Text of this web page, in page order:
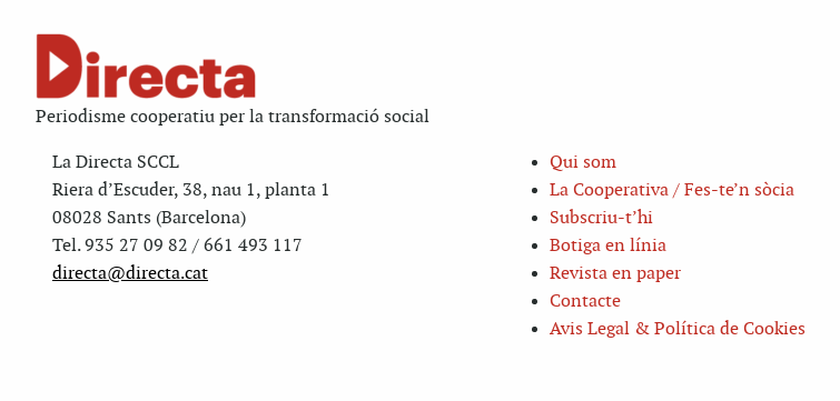
Periodisme cooperatiu per la transformació social
La Directa SCCL
Riera d’Escuder, 38, nau 1, planta 1
08028 Sants (Barcelona)
Tel. 935 27 09 82 / 661 493 117
directa@directa.cat
Qui som
La Cooperativa / Fes-te’n sòcia
Subscriu-t’hi
Botiga en línia
Revista en paper
Contacte
Avis Legal & Política de Cookies